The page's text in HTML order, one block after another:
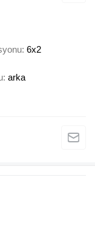
6x2
arka